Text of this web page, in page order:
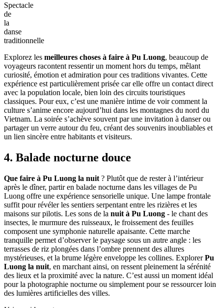
Spectacle
de
la
danse
traditionnelle
Explorez les meilleures choses à faire à Pu Luong, beaucoup de
voyageurs racontent ressentir un moment hors du temps, mêlant
curiosité, émotion et admiration pour ces traditions vivantes. Cette
expérience est particulièrement prisée car elle offre un contact direct
avec la population locale, bien loin des circuits touristiques
classiques. Pour eux, c’est une manière intime de voir comment la
culture s’anime encore aujourd’hui dans les montagnes du nord du
Vietnam. La soirée s’achève souvent par une invitation à danser ou
partager un verre autour du feu, créant des souvenirs inoubliables et
un lien sincère entre habitants et visiteurs.
4. Balade nocturne douce
Que faire à Pu Luong la nuit ? Plutôt que de rester à l’intérieur
après le dîner, partir en balade nocturne dans les villages de Pu
Luong offre une expérience sensorielle unique. Une lampe frontale
suffit pour révéler les sentiers serpentant entre les rizières et les
maisons sur pilotis. Les sons de la nuit à Pu Luong - le chant des
insectes, le murmure des ruisseaux, le froissement des feuilles
composent une symphonie naturelle apaisante. Cette marche
tranquille permet d’observer le paysage sous un autre angle : les
terrasses de riz plongées dans l’ombre prennent des allures
mystérieuses, et la brume légère enveloppe les collines. ExplorerPu
Luong la nuit, en marchant ainsi, on ressent pleinement la sérénité
des lieux et la proximité avec la nature. C’est aussi un moment idéal
pour la photographie nocturne ou simplement pour se ressourcer loin
des lumières artificielles des villes.